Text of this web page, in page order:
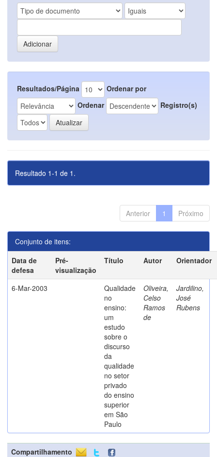
Resultados/Página
Ordenar por
Ordenar
Registro(s)
Resultado 1-1 de 1.
Anterior 1 Próximo
Conjunto de itens:
Data de
defesa
Pré-
visualização
Título Autor Orientador
6-Mar-2003
Qualidade
no
ensino:
um
estudo
sobre o
discurso
da
qualidade
no setor
privado
do ensino
superior
em São
Paulo
Oliveira,
Celso
Ramos
de
Jardilino,
José
Rubens
Compartilhamento